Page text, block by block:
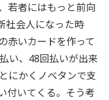
若者にはもっと前向
社会人になった時
赤いカードを作って
い、48回払いが出来
にかくノベタンで支
付いてくる。そう考